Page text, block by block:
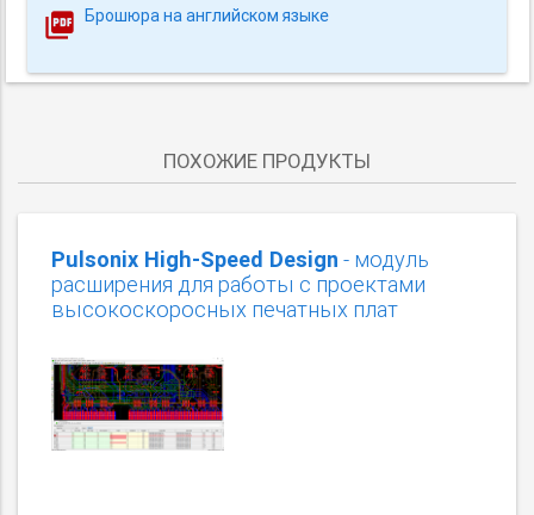
Брошюра на английском языке
ПОХОЖИЕ ПРОДУКТЫ
Pulsonix High-Speed Design - модуль
расширения для работы с проектами
высокоскоросных печатных плат